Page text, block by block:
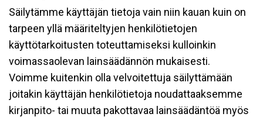
Säilytämme käyttäjän tietoja vain niin kauan kuin on
tarpeen yllä määriteltyjen henkilötietojen
käyttötarkoitusten toteuttamiseksi kulloinkin
voimassaolevan lainsäädännön mukaisesti.
Voimme kuitenkin olla velvoitettuja säilyttämään
joitakin käyttäjän henkilötietoja noudattaaksemme
kirjanpito- tai muuta pakottavaa lainsäädäntöä myös